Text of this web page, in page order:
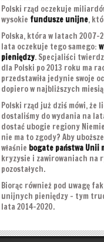
Polski rząd oczekuje
wysokie fundusze unijne,
Polska, która w latach 2007-
lata oczekuje tego samego:
pieniędzy. Specjaliści
dla Polski po 2013 roku ma
przedstawiła jedynie swoje
dopiero w najbliższych
Polski rząd już dziś mówi,
dostaliśmy do wydania na
dostać ubogie regiony
nie ma to zgody? Aby
właśnie bogate państwa Unii
kryzysie i zawirowaniach na
pozostałych.
Biorąc również pod uwagę
unijnych pieniędzy – tym
lata 2014-2020.